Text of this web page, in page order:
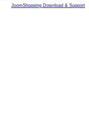
JoomShopping Download & Support